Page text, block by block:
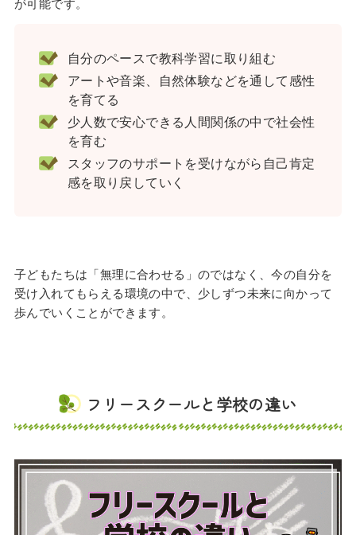
が可能です。
自分のペースで教科学習に取り組む
アートや音楽、自然体験などを通して感性
を育てる
少人数で安心できる人間関係の中で社会性
を育む
スタッフのサポートを受けながら自己肯定
感を取り戻していく
子どもたちは「無理に合わせる」のではなく、今の自分を
受け入れてもらえる環境の中で、少しずつ未来に向かって
歩んでいくことができます。
フリースクールと学校の違い